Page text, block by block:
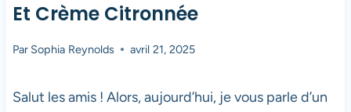
Et Crème Citronnée
Par Sophia Reynolds avril 21, 2025
Salut les amis ! Alors, aujourd’hui, je vous parle d’un